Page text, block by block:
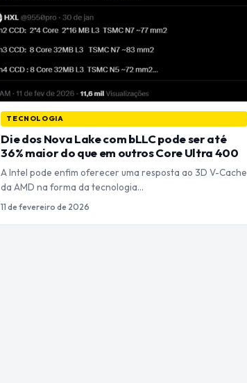
TECNOLOGIA
Die dos Nova Lake com bLLC pode ser até
36% maior do que em outros Core Ultra 400
A Intel pode enfim oferecer uma resposta ao 3D V-Cache
da AMD na forma da tecnologia…
11 de fevereiro de 2026